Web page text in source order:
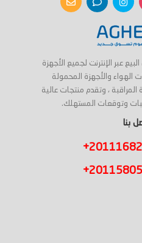
عبر الإنترنت لجميع الأجهزة
الهواء والأجهزة المحمولة
المراقبة ، وتقدم منتجات عالية
وتوقعات المستهلك.
بنا